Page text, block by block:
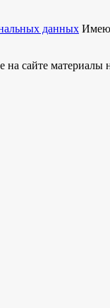
данных
сайте